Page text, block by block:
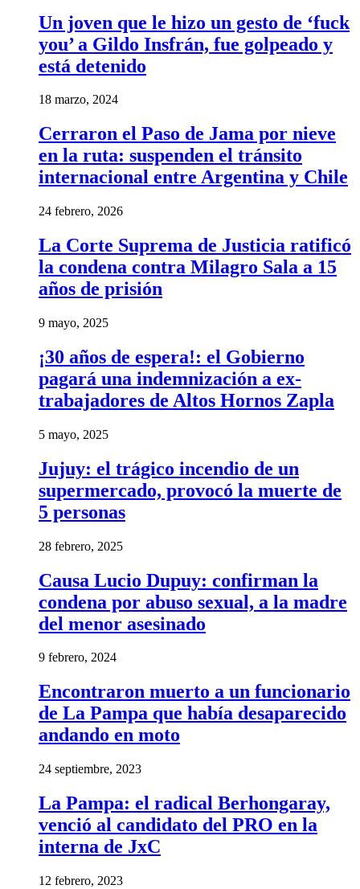
Un joven que le hizo un gesto de ‘fuck
you’ a Gildo Insfrán, fue golpeado y
está detenido
18 marzo, 2024
Cerraron el Paso de Jama por nieve
en la ruta: suspenden el tránsito
internacional entre Argentina y Chile
24 febrero, 2026
La Corte Suprema de Justicia ratificó
la condena contra Milagro Sala a 15
años de prisión
9 mayo, 2025
¡30 años de espera!: el Gobierno
pagará una indemnización a ex-
trabajadores de Altos Hornos Zapla
5 mayo, 2025
Jujuy: el trágico incendio de un
supermercado, provocó la muerte de
5 personas
28 febrero, 2025
Causa Lucio Dupuy: confirman la
condena por abuso sexual, a la madre
del menor asesinado
9 febrero, 2024
Encontraron muerto a un funcionario
de La Pampa que había desaparecido
andando en moto
24 septiembre, 2023
La Pampa: el radical Berhongaray,
venció al candidato del PRO en la
interna de JxC
12 febrero, 2023